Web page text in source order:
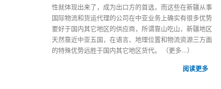
性就体现出来了，成为出口方的首选，而这些在新疆从事
国际物流和货运代理的公司在中亚业务上确实有很多优势
要好于国内其它地区的供应商，所谓靠山吃山，新疆地区
天然靠近中亚五国，在语言、地理位置和物流资源三方面
的特殊优势远胜于国内其它地区货代。
（更多…）
阅读更多